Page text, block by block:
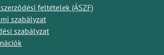
feltételek (ÁSZF)
szabályzat
szabályzat